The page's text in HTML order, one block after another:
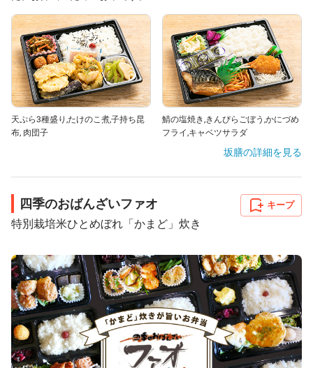
天ぷら3種盛り,たけのこ煮,子持ち昆
布, 肉団子
鯖の塩焼き,きんぴらごぼう,かにづめ
フライ,キャベツサラダ
坂膳の詳細を見る
四季のおばんざいファオ
特別栽培米ひとめぼれ「かまど」炊き
キープ